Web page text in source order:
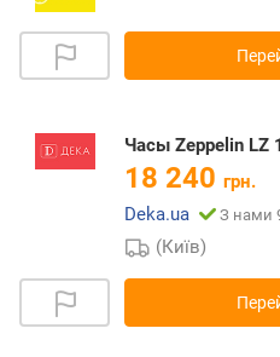
Часы Zeppelin LZ
18 240 грн.
Deka.ua
З нами
(Київ)